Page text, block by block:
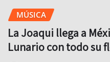
MÚSICA
La Joaqui llega a
Lunario con todo su